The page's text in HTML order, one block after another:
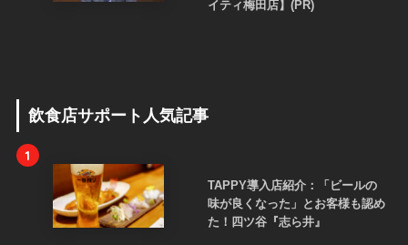
イティ梅田店】(PR)
飲食店サポート人気記事
1
TAPPY導入店紹介：「ビールの
味が良くなった」とお客様も認め
た！四ツ谷『志ら井』